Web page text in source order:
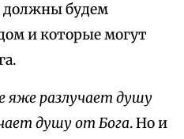
должны будем
и которые могут
яже разлучает душу
душу от Бога. Но и